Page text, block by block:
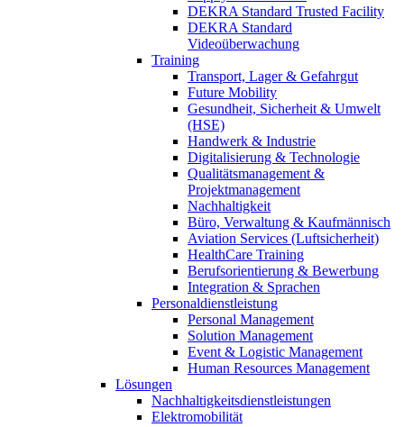
DEKRA Standard Trusted Facility
DEKRA Standard
Videoüberwachung
Training
Transport, Lager & Gefahrgut
Future Mobility
Gesundheit, Sicherheit & Umwelt
(HSE)
Handwerk & Industrie
Digitalisierung & Technologie
Qualitätsmanagement &
Projektmanagement
Nachhaltigkeit
Büro, Verwaltung & Kaufmännisch
Aviation Services (Luftsicherheit)
HealthCare Training
Berufsorientierung & Bewerbung
Integration & Sprachen
Personaldienstleistung
Personal Management
Solution Management
Event & Logistic Management
Human Resources Management
Lösungen
Nachhaltigkeitsdienstleistungen
Elektromobilität